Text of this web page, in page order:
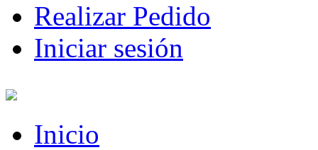
Realizar Pedido
Iniciar sesión
Inicio